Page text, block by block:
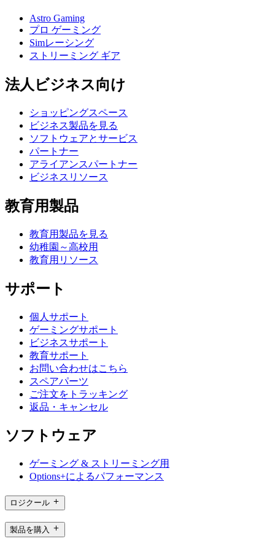
Astro Gaming
プロ ゲーミング
Simレーシング
ストリーミング ギア
法人ビジネス向け
ショッピングスペース
ビジネス製品を見る
ソフトウェアとサービス
パートナー
アライアンスパートナー
ビジネスリソース
教育用製品
教育用製品を見る
幼稚園～高校用
教育用リソース
サポート
個人サポート
ゲーミングサポート
ビジネスサポート
教育サポート
お問い合わせはこちら
スペアパーツ
ご注文をトラッキング
返品・キャンセル
ソフトウェア
ゲーミング & ストリーミング用
Options+によるパフォーマンス
ロジクール
製品を購入